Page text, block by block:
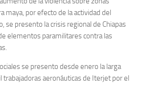
maya, por efecto de la actividad del
se presento la crisis regional de Chiapas
elementos paramilitares contra las
se presento desde enero la larga
trabajadoras aeronáuticas de Iterjet por el